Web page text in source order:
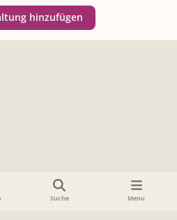
hinzufügen
Suche Menu